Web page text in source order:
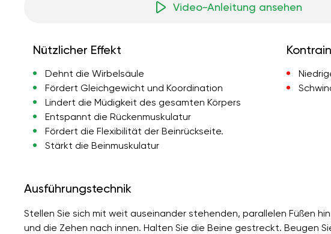
Video-Anleitung ansehen
Nützlicher Effekt
Dehnt die Wirbelsäule
Fördert Gleichgewicht und Koordination
Lindert die Müdigkeit des gesamten Körpers
Entspannt die Rückenmuskulatur
Fördert die Flexibilität der Beinrückseite.
Stärkt die Beinmuskulatur
Ausführungstechnik
Stellen Sie sich mit weit auseinander stehenden, parallelen Füßen
und die Zehen nach innen. Halten Sie die Beine gestreckt. Beugen